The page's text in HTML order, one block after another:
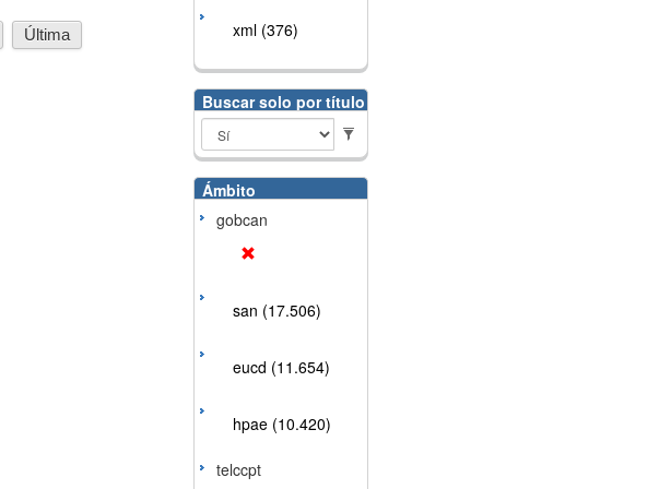
Última xml (376)
Buscar solo por título
Ámbito
gobcan
san (17.506)
eucd (11.654)
hpae (10.420)
telccpt